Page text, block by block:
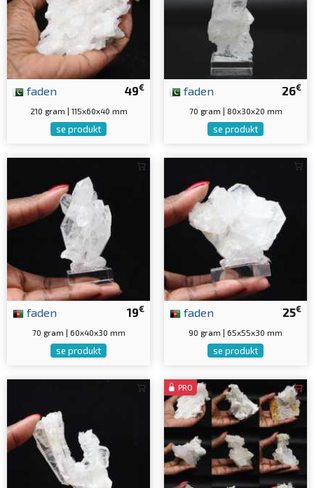
49€
faden
210 gram | 115x60x40 mm
se produkt
26€
faden
70 gram | 80x30x20 mm
se produkt
19€
faden
70 gram | 60x40x30 mm
se produkt
25€
faden
90 gram | 65x55x30 mm
se produkt
PRO